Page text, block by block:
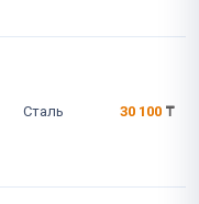
Сталь 30 100 ₸